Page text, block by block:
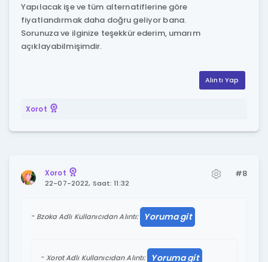
Yapılacak işe ve tüm alternatiflerine göre
fiyatlandırmak daha doğru geliyor bana.
Sorunuza ve ilginize teşekkür ederim, umarım
açıklayabilmişimdir.
Alıntı Yap
Xorot
Xorot
22-07-2022, Saat: 11:32
#8
Bzoka Adlı Kullanıcıdan Alıntı: Yoruma git
Xorot Adlı Kullanıcıdan Alıntı:
Yoruma git